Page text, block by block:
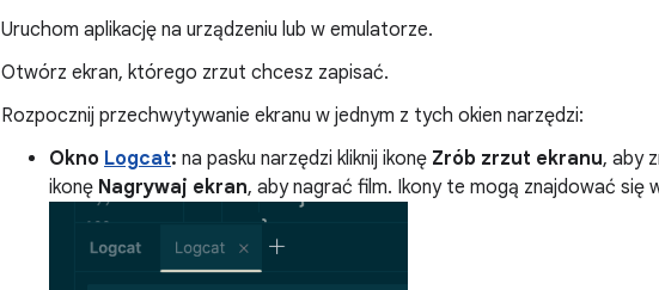
Uruchom aplikację na urządzeniu lub w emulatorze.
Otwórz ekran, którego zrzut chcesz zapisać.
Rozpocznij przechwytywanie ekranu w jednym z tych okien narzędzi:
Okno Logcat: na pasku narzędzi kliknij ikonę Zrób zrzut ekranu, aby
ikonę Nagrywaj ekran, aby nagrać film. Ikony te mogą znajdować się